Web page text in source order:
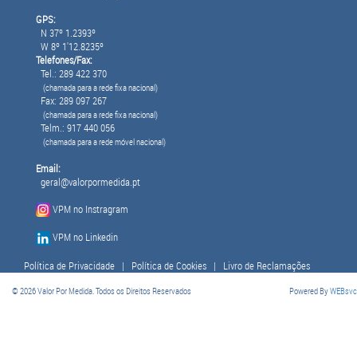
GPS:
N 37º 1.2393º
W 8º 1'12.8235º
Telefones/Fax:
Tel.: 289 422 370
(chamada para a rede fixa nacional)
Fax: 289 097 267
(chamada para a rede fixa nacional)
Telm.: 917 440 056
(chamada para a rede móvel nacional)
Email:
geral@valorpormedida.pt
VPM no Instragram
VPM no Linkedin
Política de Privacidade | Política de Cookies | Livro de Reclamações
© 2026 Valor Por Medida. Todos os Direitos Reservados Powered ByWEBsvc